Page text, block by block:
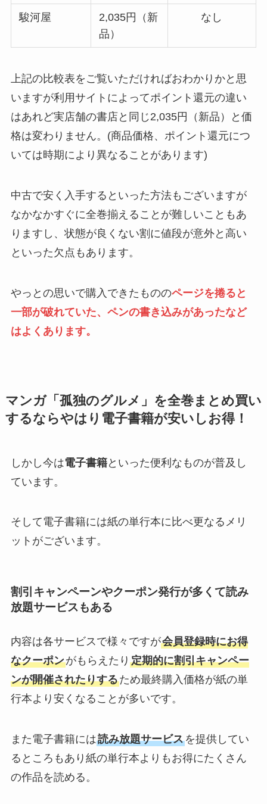
駿河屋
2,035円（新
品）
なし
上記の比較表をご覧いただければおわかりかと思
いますが利用サイトによってポイント還元の違い
はあれど実店舗の書店と同じ2,035円（新品）と価
格は変わりません。(商品価格、ポイント還元につ
いては時期により異なることがあります)
中古で安く入手するといった方法もございますが
なかなかすぐに全巻揃えることが難しいこともあ
りますし、状態が良くない割に値段が意外と高い
といった欠点もあります。
やっとの思いで購入できたもののページを捲ると
一部が破れていた、ペンの書き込みがあったなど
はよくあります。
マンガ「孤独のグルメ」を全巻まとめ買い
するならやはり電子書籍が安いしお得！
しかし今は電子書籍といった便利なものが普及し
ています。
そして電子書籍には紙の単行本に比べ更なるメリ
ットがございます。
割引キャンペーンやクーポン発行が多くて読み
放題サービスもある
内容は各サービスで様々ですが会員登録時にお得
なクーポンがもらえたり 定期的に割引キャンペー
ンが開催されたりするため最終購入価格が紙の単
行本より安くなることが多いです。
また電子書籍には読み放題サービスを提供してい
るところもあり紙の単行本よりもお得にたくさん
の作品を読める。